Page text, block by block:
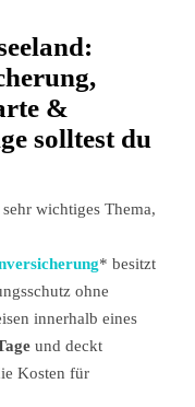
&
solltest du
wichtiges Thema,
* besitzt
ohne
innerhalb eines
und deckt
Kosten für